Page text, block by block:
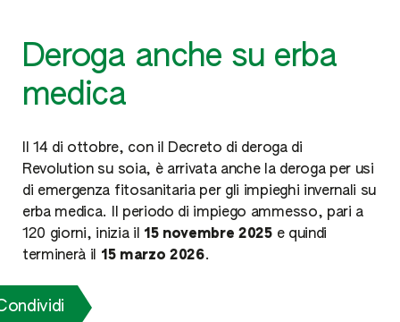
Deroga anche su erba
medica
Il 14 di ottobre, con il Decreto di deroga di
Revolution su soia, è arrivata anche la deroga per usi
di emergenza fitosanitaria per gli impieghi invernali su
erba medica. Il periodo di impiego ammesso, pari a
120 giorni, inizia il 15 novembre 2025 e quindi
terminerà il 15 marzo 2026.